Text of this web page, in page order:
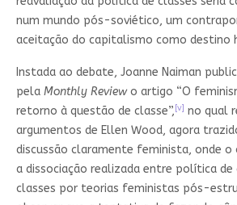
num mundo pós-soviético, um
aceitação do capitalismo como destino
Instada ao debate, Joanne Naiman
pela Monthly Reviewo artigo “O
retorno à questão de classe”,[v] no qual
argumentos de Ellen Wood, agora
discussão claramente feminista, onde o
a dissociação realizada entre política de
classes por teorias feministas pós-